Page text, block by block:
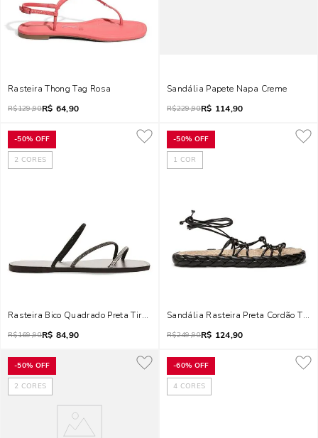
Rasteira Thong Tag Rosa
R$129,90R$ 64,90
Sandália Papete Napa Creme
R$229,90R$ 114,90
-50% OFF
2 CORES
Rasteira Bico Quadrado Preta Tiras Manta Brilho
R$169,90R$ 84,90
-50% OFF
1 COR
Sandália Rasteira Preta Cordão
R$249,90R$ 124,90
-50% OFF
2 CORES
-60% OFF
4 CORES